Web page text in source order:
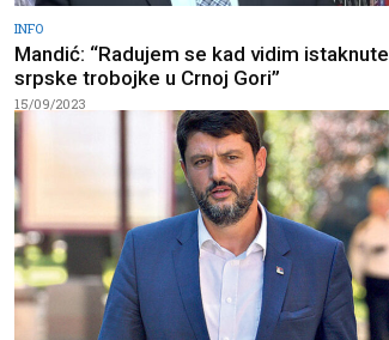
INFO
Mandić: “Radujem se kad vidim istaknute
srpske trobojke u Crnoj Gori”
15/09/2023